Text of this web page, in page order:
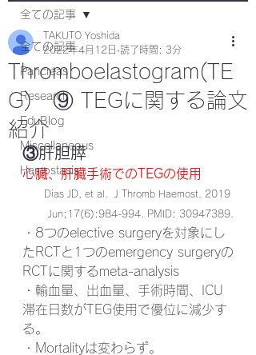
全ての記事
Pancreas
Research
EduBlog
Miscellaneous
Hemostasis
全ての記事
Thromboelastogram(TE
G) ⑨ TEGに関する論文
紹介
TAKUTO Yoshida
2022年4月12日 読了時間: 3分
③肝胆膵
心臓、肝臓手術でのTEGの使用
Dias JD, et al.  J Thromb Haemost. 2019
Jun;17(6):984-994. PMID: 30947389.
・8つのelective surgeryを対象にし
たRCTと1つのemergency surgeryの
RCTに関するmeta-analysis
・輸血量、出血量、手術時間、ICU
滞在日数がTEG使用で優位に減少す
る。
・Mortalityは変わらず。